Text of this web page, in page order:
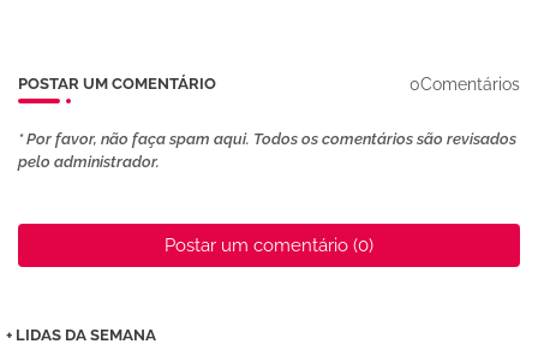
POSTAR UM COMENTÁRIO 0Comentários
* Por favor, não faça spam aqui. Todos os comentários são revisados ​​
pelo administrador.
Postar um comentário (0)
+ LIDAS DA SEMANA